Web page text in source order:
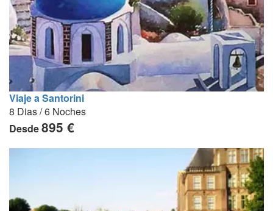
Viaje a Santorini
8 Dias / 6 Noches
Desde895 €